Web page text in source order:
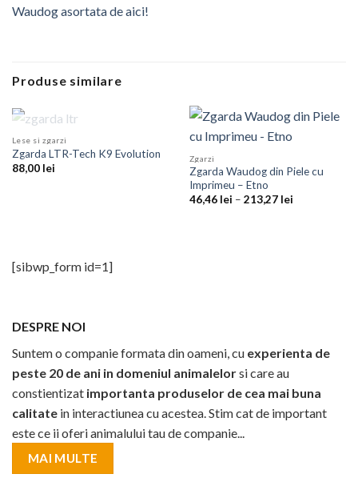
Waudog asortata de aici!
Produse similare
STOC EPUIZAT
Lese si zgarzi
Zgarda LTR-Tech K9 Evolution
88,00 lei
Zgarzi
Zgarda Waudog din Piele cu
Imprimeu – Etno
46,46 lei – 213,27 leiInterval
[sibwp_form id=1]
DESPRE NOI
Suntem o companie formata din oameni, cu experienta de
peste 20 de ani in domeniul animalelorsi care au
constientizat importanta produselor de cea mai buna
calitate in interactiunea cu acestea. Stim cat de important
este ce ii oferi animalului tau de companie...
MAI MULTE